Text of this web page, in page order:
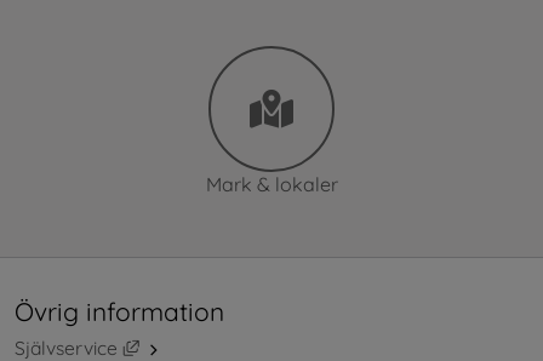
Mark & lokaler
Övrig information
Självservice
Länk till annan webbplats, öppnas i nytt fönster.